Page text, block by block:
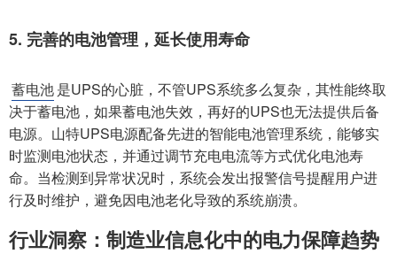
5. 完善的电池管理，延长使用寿命
蓄电池是UPS的心脏，不管UPS系统多么复杂，其性能终取
决于蓄电池，如果蓄电池失效，再好的UPS也无法提供后备
电源。山特UPS电源配备先进的智能电池管理系统，能够实
时监测电池状态，并通过调节充电电流等方式优化电池寿
命。当检测到异常状况时，系统会发出报警信号提醒用户进
行及时维护，避免因电池老化导致的系统崩溃。
行业洞察：制造业信息化中的电力保障趋势